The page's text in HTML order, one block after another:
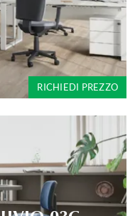
RICHIEDI PREZZO